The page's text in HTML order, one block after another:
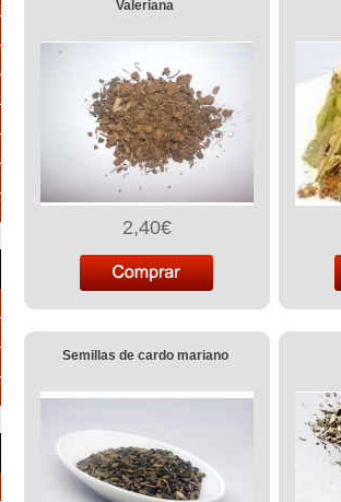
Valeriana
2,40€
Semillas de cardo mariano